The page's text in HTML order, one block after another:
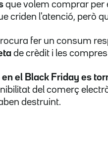
que volem comprar per
criden l'atenció, però
fer un consum
de crèdit i les
el Black Friday es
del comerç
destruint.